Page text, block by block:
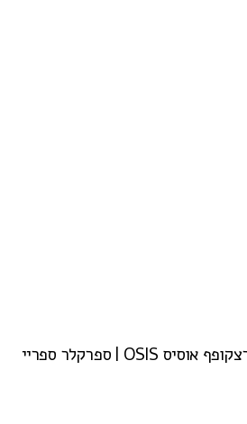
SCHWARZKOPF שוורצקופף אוסיס OSIS | ספרקלר ספריי